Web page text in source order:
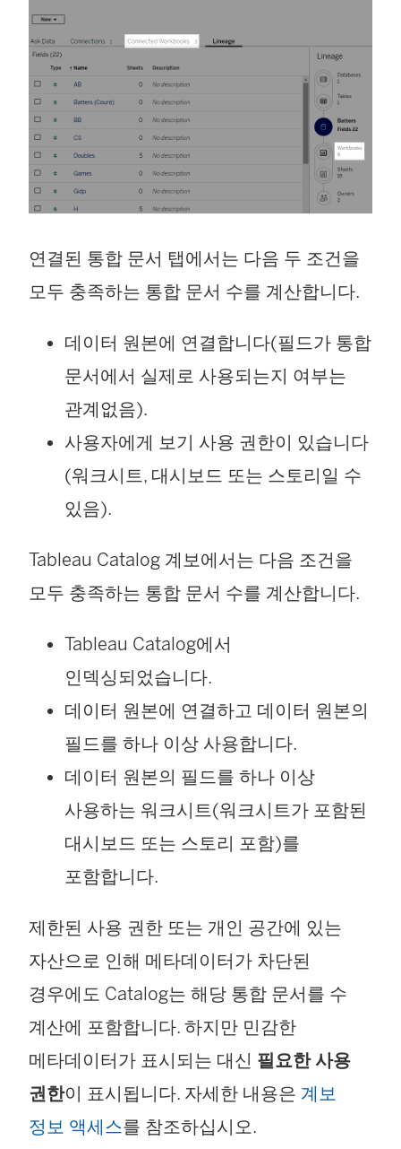
연결된 통합 문서 탭에서는 다음 두 조건을
모두 충족하는 통합 문서 수를 계산합니다.
데이터 원본에 연결합니다(필드가 통합
문서에서 실제로 사용되는지 여부는
관계없음).
사용자에게 보기 사용 권한이 있습니다
(워크시트, 대시보드 또는 스토리일 수
있음).
Tableau Catalog 계보에서는 다음 조건을
모두 충족하는 통합 문서 수를 계산합니다.
Tableau Catalog에서
인덱싱되었습니다.
데이터 원본에 연결하고 데이터 원본의
필드를 하나 이상 사용합니다.
데이터 원본의 필드를 하나 이상
사용하는 워크시트(워크시트가 포함된
대시보드 또는 스토리 포함)를
포함합니다.
제한된 사용 권한 또는 개인 공간에 있는
자산으로 인해 메타데이터가 차단된
경우에도 Catalog는 해당 통합 문서를 수
계산에 포함합니다. 하지만 민감한
메타데이터가 표시되는 대신 필요한 사용
권한이 표시됩니다. 자세한 내용은 계보
정보 액세스를 참조하십시오.